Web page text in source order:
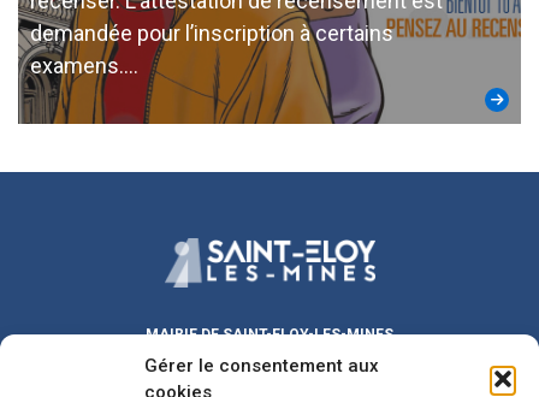
Gérer le consentement aux
cookies
demandée pour l’inscription à certains
examens….
MAIRIE DE SAINT-ELOY-LES-MINES
Place Michel DUVAL